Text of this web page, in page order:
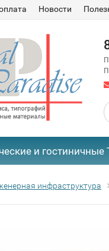
Новости
и гостиничные
инфраструктура